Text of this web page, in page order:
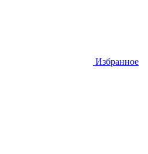
Избранное